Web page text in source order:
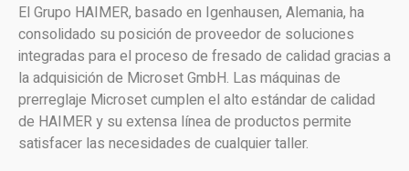
El Grupo HAIMER, basado en Igenhausen, Alemania, ha
consolidado su posición de proveedor de soluciones
integradas para el proceso de fresado de calidad gracias a
la adquisición de Microset GmbH. Las máquinas de
prerreglaje Microset cumplen el alto estándar de calidad
de HAIMER y su extensa línea de productos permite
satisfacer las necesidades de cualquier taller.